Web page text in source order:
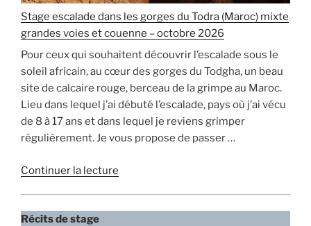
Stage escalade dans les gorges du Todra (Maroc) mixte
grandes voies et couenne – octobre 2026
Pour ceux qui souhaitent découvrir l’escalade sous le
soleil africain, au cœur des gorges du Todgha, un beau
site de calcaire rouge, berceau de la grimpe au Maroc.
Lieu dans lequel j’ai débuté l’escalade, pays où j’ai vécu
de 8 à 17 ans et dans lequel je reviens grimper
régulièrement. Je vous propose de passer …
Continuer la lecture
Récits de stage